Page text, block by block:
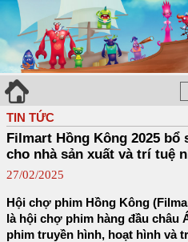
TIN TỨC
Filmart Hồng Kông 2025
cho nhà sản xuất và trí tuệ
27/02/2025
Hội chợ phim Hồng Kông
là hội chợ phim hàng đầu châu
phim truyền hình, hoạt hình và